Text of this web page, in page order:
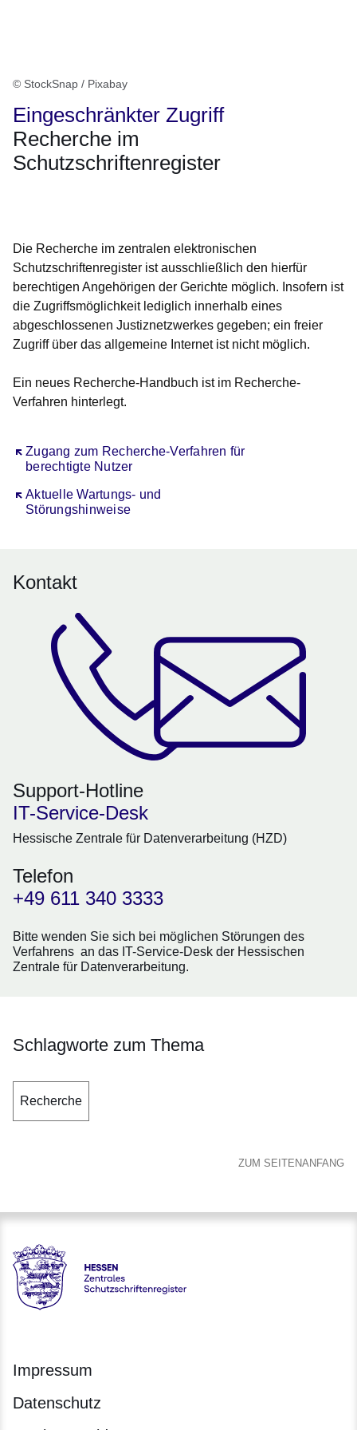
© StockSnap / Pixabay
Eingeschränkter Zugriff
Recherche im
Schutzschriftenregister
Die Recherche im zentralen elektronischen
Schutzschriftenregister ist ausschließlich den hierfür
berechtigen Angehörigen der Gerichte möglich. Insofern ist
die Zugriffsmöglichkeit lediglich innerhalb eines
abgeschlossenen Justiznetzwerkes gegeben; ein freier
Zugriff über das allgemeine Internet ist nicht möglich.
Ein neues Recherche-Handbuch ist im Recherche-
Verfahren hinterlegt.
Zugang zum Recherche-Verfahren für
berechtigte Nutzer
Öffnet sich in einem neuen Fenster
Aktuelle Wartungs- und
Störungshinweise
Öffnet sich in einem neuen Fenster
Kontakt
Support-Hotline
IT-Service-Desk
Hessische Zentrale für Datenverarbeitung (HZD)
Telefon
+49 611 340 3333
Bitte wenden Sie sich bei möglichen Störungen des
Verfahrens an das IT-Service-Desk der Hessischen
Zentrale für Datenverarbeitung.
Schlagworte zum Thema
Recherche
ZUM SEITENANFANG
Hessen - Zentrales Schutzschriftenregister
Impressum
Datenschutz